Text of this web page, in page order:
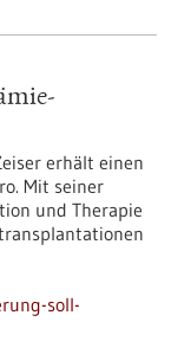
erhält einen
Mit seiner
und Therapie
soll-